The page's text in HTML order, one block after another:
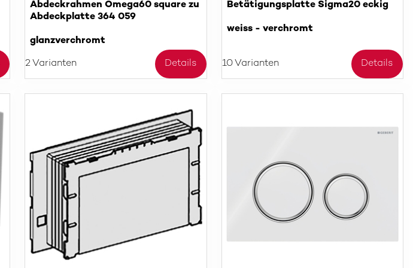
Abdeckrahmen Omega60 square zu
Abdeckplatte 364 059
glanzverchromt
2 Varianten Details
Betätigungsplatte Sigma20 eckig
weiss - verchromt
10 Varianten Details